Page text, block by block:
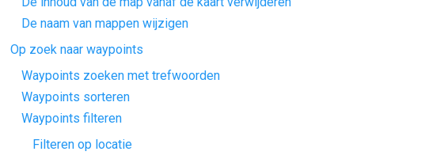
De naam van mappen wijzigen
Op zoek naar waypoints
Waypoints zoeken met trefwoorden
Waypoints sorteren
Waypoints filteren
Filteren op locatie